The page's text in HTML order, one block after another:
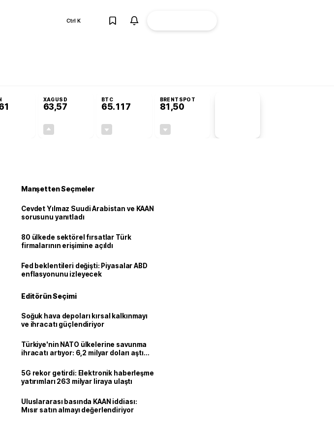
Ctrl K
XAGUSD
63,57
BTC
65.117
BRENTSPOT
81,50
Manşetten Seçmeler
Cevdet Yılmaz Suudi Arabistan ve KAAN
sorusunu yanıtladı
80 ülkede sektörel fırsatlar Türk
firmalarının erişimine açıldı
Fed beklentileri değişti: Piyasalar ABD
enflasyonunu izleyecek
Editörün Seçimi
Soğuk hava depoları kırsal kalkınmayı
ve ihracatı güçlendiriyor
Türkiye'nin NATO ülkelerine savunma
ihracatı artıyor: 6,2 milyar doları aştı
5G rekor getirdi: Elektronik haberleşme
yatırımları 263 milyar liraya ulaştı
Uluslararası basında KAAN iddiası:
Mısır satın almayı değerlendiriyor